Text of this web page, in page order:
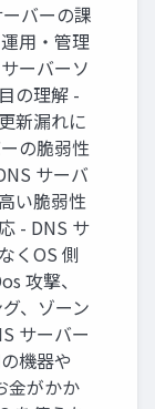
バーの課
用・管理
ーバーソ
の理解 -
新漏れに
の脆弱性
サーバ
い脆弱性
- DNS サ
くOS 側
攻撃、
、ゾーン
サーバー
機器や
金がかか